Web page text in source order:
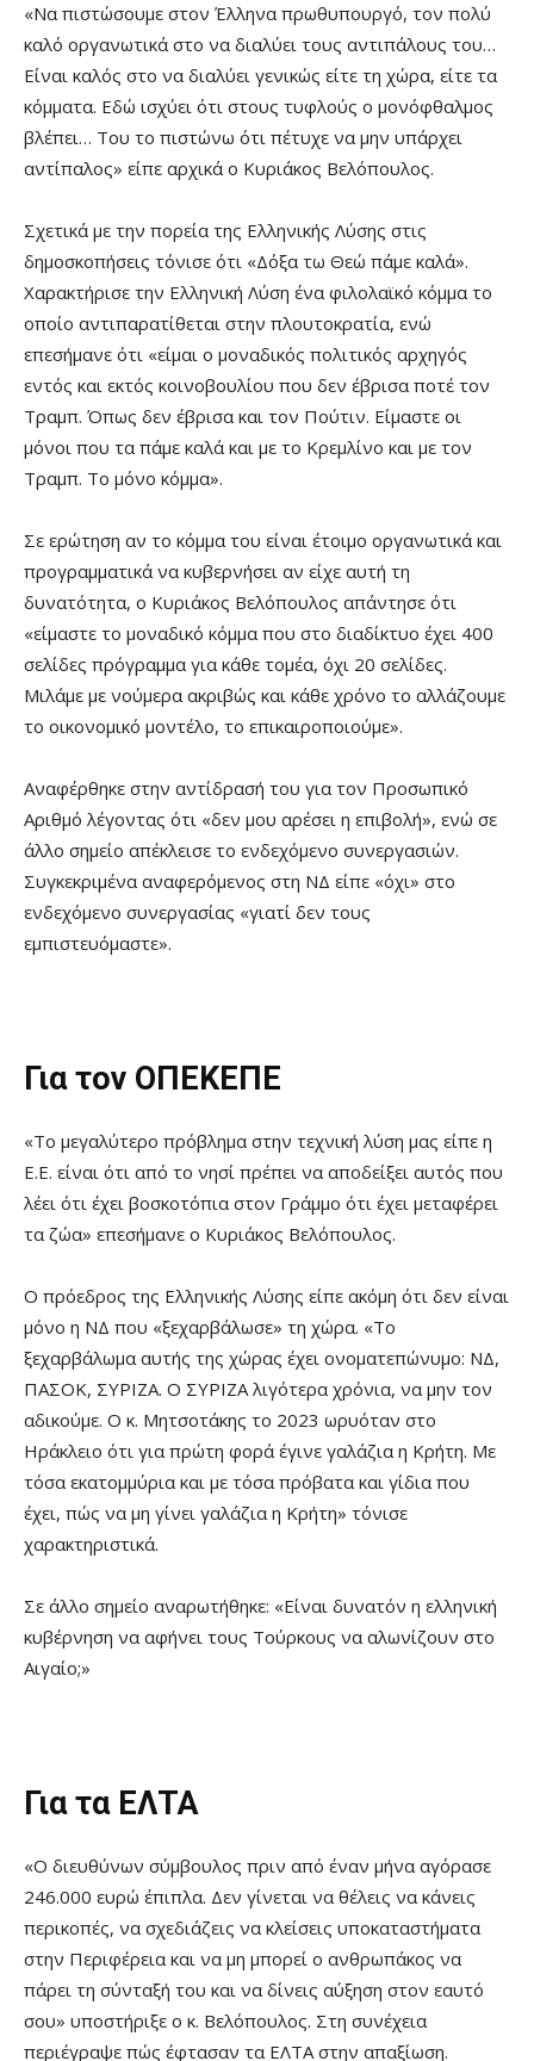
«Να πιστώσουμε στον Έλληνα πρωθυπουργό, τον πολύ
καλό οργανωτικά στο να διαλύει τους αντιπάλους του…
Είναι καλός στο να διαλύει γενικώς είτε τη χώρα, είτε τα
κόμματα. Εδώ ισχύει ότι στους τυφλούς ο μονόφθαλμος
βλέπει… Του το πιστώνω ότι πέτυχε να μην υπάρχει
αντίπαλος» είπε αρχικά ο Κυριάκος Βελόπουλος.
Σχετικά με την πορεία της Ελληνικής Λύσης στις
δημοσκοπήσεις τόνισε ότι «Δόξα τω Θεώ πάμε καλά».
Χαρακτήρισε την Ελληνική Λύση ένα φιλολαϊκό κόμμα το
οποίο αντιπαρατίθεται στην πλουτοκρατία, ενώ
επεσήμανε ότι «είμαι ο μοναδικός πολιτικός αρχηγός
εντός και εκτός κοινοβουλίου που δεν έβρισα ποτέ τον
Τραμπ. Όπως δεν έβρισα και τον Πούτιν. Είμαστε οι
μόνοι που τα πάμε καλά και με το Κρεμλίνο και με τον
Τραμπ. Το μόνο κόμμα».
Σε ερώτηση αν το κόμμα του είναι έτοιμο οργανωτικά και
προγραμματικά να κυβερνήσει αν είχε αυτή τη
δυνατότητα, ο Κυριάκος Βελόπουλος απάντησε ότι
«είμαστε το μοναδικό κόμμα που στο διαδίκτυο έχει 400
σελίδες πρόγραμμα για κάθε τομέα, όχι 20 σελίδες.
Μιλάμε με νούμερα ακριβώς και κάθε χρόνο το αλλάζουμε
το οικονομικό μοντέλο, το επικαιροποιούμε».
Αναφέρθηκε στην αντίδρασή του για τον Προσωπικό
Αριθμό λέγοντας ότι «δεν μου αρέσει η επιβολή», ενώ σε
άλλο σημείο απέκλεισε το ενδεχόμενο συνεργασιών.
Συγκεκριμένα αναφερόμενος στη ΝΔ είπε «όχι» στο
ενδεχόμενο συνεργασίας «γιατί δεν τους
εμπιστευόμαστε».
Για τον ΟΠΕΚΕΠΕ
«Το μεγαλύτερο πρόβλημα στην τεχνική λύση μας είπε η
Ε.Ε. είναι ότι από το νησί πρέπει να αποδείξει αυτός που
λέει ότι έχει βοσκοτόπια στον Γράμμο ότι έχει μεταφέρει
τα ζώα» επεσήμανε ο Κυριάκος Βελόπουλος.
Ο πρόεδρος της Ελληνικής Λύσης είπε ακόμη ότι δεν είναι
μόνο η ΝΔ που «ξεχαρβάλωσε» τη χώρα. «Το
ξεχαρβάλωμα αυτής της χώρας έχει ονοματεπώνυμο: ΝΔ,
ΠΑΣΟΚ, ΣΥΡΙΖΑ. Ο ΣΥΡΙΖΑ λιγότερα χρόνια, να μην τον
αδικούμε. Ο κ. Μητσοτάκης το 2023 ωρυόταν στο
Ηράκλειο ότι για πρώτη φορά έγινε γαλάζια η Κρήτη. Με
τόσα εκατομμύρια και με τόσα πρόβατα και γίδια που
έχει, πώς να μη γίνει γαλάζια η Κρήτη» τόνισε
χαρακτηριστικά.
Σε άλλο σημείο αναρωτήθηκε: «Είναι δυνατόν η ελληνική
κυβέρνηση να αφήνει τους Τούρκους να αλωνίζουν στο
Αιγαίο;»
Για τα ΕΛΤΑ
«Ο διευθύνων σύμβουλος πριν από έναν μήνα αγόρασε
246.000 ευρώ έπιπλα. Δεν γίνεται να θέλεις να κάνεις
περικοπές, να σχεδιάζεις να κλείσεις υποκαταστήματα
στην Περιφέρεια και να μη μπορεί ο ανθρωπάκος να
πάρει τη σύνταξή του και να δίνεις αύξηση στον εαυτό
σου» υποστήριξε ο κ. Βελόπουλος. Στη συνέχεια
περιέγραψε πώς έφτασαν τα ΕΛΤΑ στην απαξίωση.